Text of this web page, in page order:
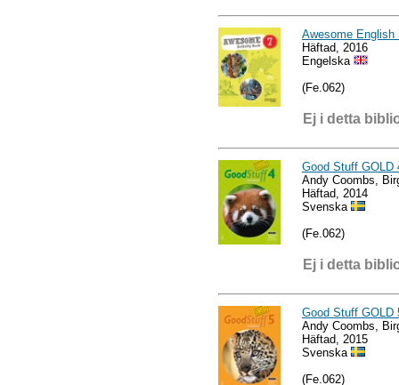
Awesome
Häftad, 2016
Engelska
(Fe.062)
Ej i detta
Good Stuff GOLD
Andy Coombs,
Häftad, 2014
Svenska
(Fe.062)
Ej i detta
Good Stuff GOLD
Andy Coombs,
Häftad, 2015
Svenska
(Fe.062)